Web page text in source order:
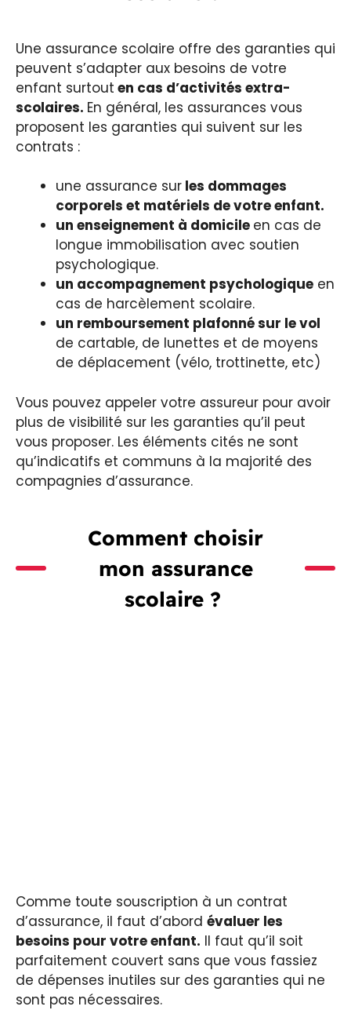
Une assurance scolaire offre des garanties qui
peuvent s’adapter aux besoins de votre
enfant surtout en cas d’activités extra-
scolaires. En général, les assurances vous
proposent les garanties qui suivent sur les
contrats :
une assurance sur les dommages
corporels et matériels de votre enfant.
un enseignement à domicile en cas de
longue immobilisation avec soutien
psychologique.
un accompagnement psychologique en
cas de harcèlement scolaire.
un remboursement plafonné sur le vol
de cartable, de lunettes et de moyens
de déplacement (vélo, trottinette, etc)
Vous pouvez appeler votre assureur pour avoir
plus de visibilité sur les garanties qu’il peut
vous proposer. Les éléments cités ne sont
qu’indicatifs et communs à la majorité des
compagnies d’assurance.
Comment choisir
mon assurance
scolaire ?
Comme toute souscription à un contrat
d’assurance, il faut d’abord évaluer les
besoins pour votre enfant. Il faut qu’il soit
parfaitement couvert sans que vous fassiez
de dépenses inutiles sur des garanties qui ne
sont pas nécessaires.